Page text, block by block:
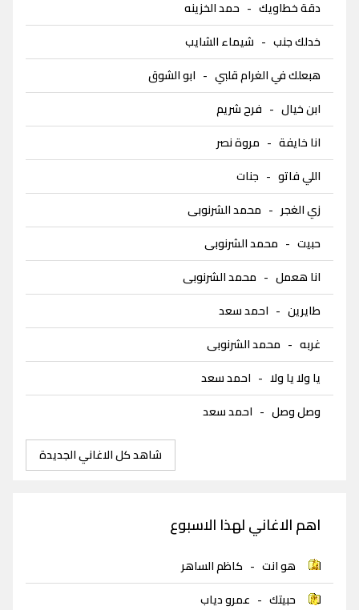
دقة خطاويك - حمد الخزينه
خدلك جنب - شيماء الشايب
هبعلك في الغرام قلبي - ابو الشوق
ابن خيال - فرح شريم
انا خايفة - مروة نصر
اللي فاتو - جنات
زي الغجر - محمد الشرنوبى
حبيت - محمد الشرنوبى
انا هعمل - محمد الشرنوبى
طايرين - احمد سعد
غربه - محمد الشرنوبى
يا ولا يا ولا - احمد سعد
وصل وصل - احمد سعد
شاهد كل الاغاني الجديدة
اهم الاغاني لهذا الاسبوع
هو انت - كاظم الساهر
حبيتك - عمرو دياب